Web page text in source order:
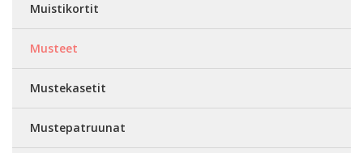
Muistikortit
Musteet
Mustekasetit
Mustepatruunat